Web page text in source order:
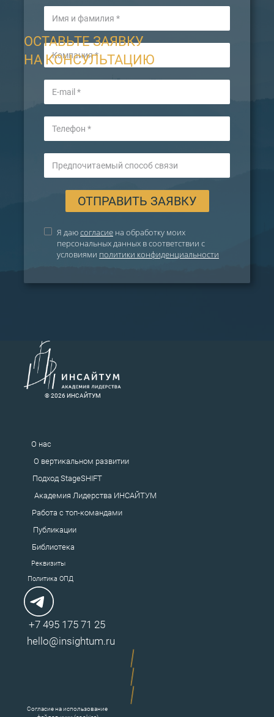
ОТПРАВИТЬ ЗАЯВКУ
Я даюсогласие на обработку моих
персональных данных в соответствии с
условиями политики конфиденциальности
ОСТАВЬТЕ ЗАЯВКУ
НА КОНСУЛЬТАЦИЮ
® 2026 ИНСАЙТУМ
О нас
О вертикальном развитии
Подход StageSHIFT
Академия Лидерства ИНСАЙТУМ
Работа с топ-командами
Публикации
Библиотека
Реквизиты
Политика ОПД
+7 495 175 71 25
hello@insightum.ru
Согласие на использование